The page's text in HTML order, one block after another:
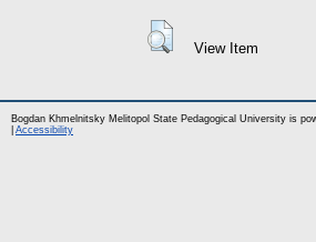
View Item
Bogdan Khmelnitsky Melitopol State Pedagogical University is
Accessibility